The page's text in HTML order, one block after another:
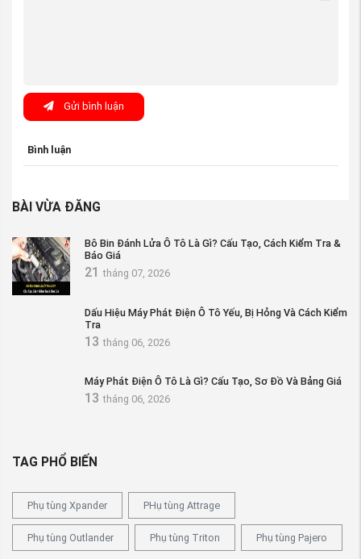
Gửi bình luận
Bình luận
BÀI VỪA ĐĂNG
Bô Bin Đánh Lửa Ô Tô Là Gì? Cấu Tạo, Cách Kiểm Tra &
Báo Giá
21 tháng 07, 2026
Dấu Hiệu Máy Phát Điện Ô Tô Yếu, Bị Hỏng Và Cách Kiểm
Tra
13 tháng 06, 2026
Máy Phát Điện Ô Tô Là Gì? Cấu Tạo, Sơ Đồ Và Bảng Giá
13 tháng 06, 2026
TAG PHỔ BIẾN
Phụ tùng Xpander PHụ tùng Attrage
Phụ tùng Outlander Phụ tùng Triton Phụ tùng Pajero